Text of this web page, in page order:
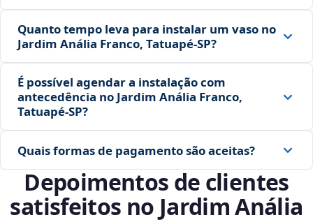
Quanto tempo leva para instalar um vaso no
Jardim Anália Franco, Tatuapé‑SP?
É possível agendar a instalação com
antecedência no Jardim Anália Franco,
Tatuapé‑SP?
Quais formas de pagamento são aceitas?
Depoimentos de clientes
satisfeitos no Jardim Anália